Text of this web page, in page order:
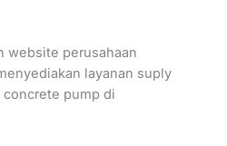
website perusahaan
layanan suply
pump di